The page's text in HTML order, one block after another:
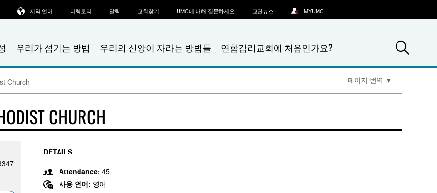
우리가 섬기는 방법 우리의 신앙이 자라는 방법들 연합감리교회에 처음인가요?
지역 언어 디렉토리 달력 교회찾기 UMC에 대해 질문하세요 교단뉴스 MYUMC
Church 페이지 번역 ▼
CHURCH
DETAILS
Attendance: 45
사용 언어: 영어